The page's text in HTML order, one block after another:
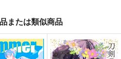
または類似商品